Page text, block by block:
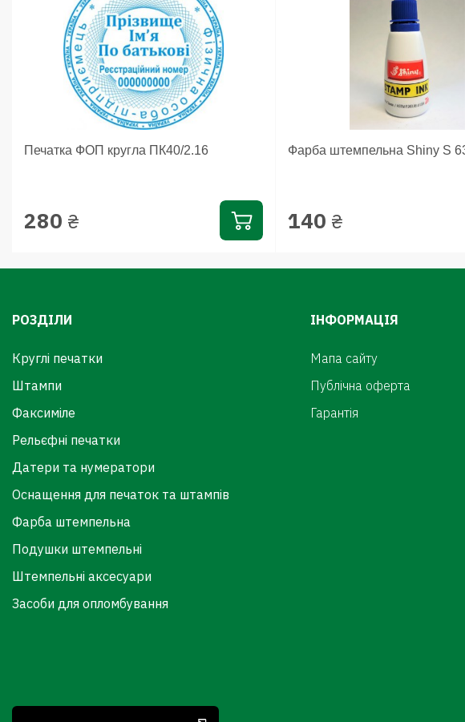
Печатка ФОП кругла ПК40/2.16
280 ₴
Фарба штемпельна Shiny S
140 ₴
РОЗДІЛИ
Круглі печатки
Штампи
Факсиміле
Рельєфні печатки
Датери та нумератори
Оснащення для печаток та штампів
Фарба штемпельна
Подушки штемпельні
Штемпельні аксесуари
Засоби для опломбування
ІНФОРМАЦІЯ
Мапа сайту
Публічна оферта
Гарантія